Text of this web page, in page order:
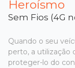
Heroísmo
Sem Fios (4G
Quando o seu
perto, a utilização
proteger-lo do